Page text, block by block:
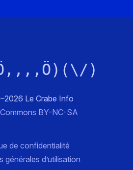
)
Le Crabe Info
BY-NC-SA
de confidentialité
générales d’utilisation